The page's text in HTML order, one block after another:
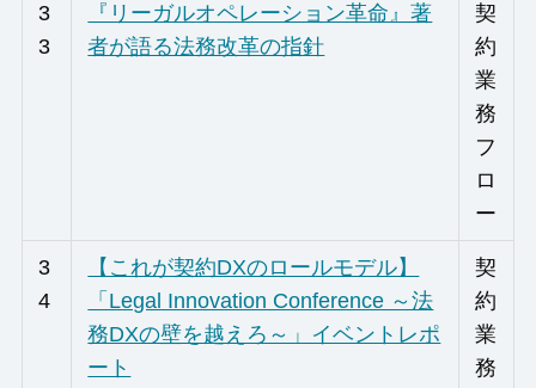
3
3
『リーガルオペレーション革命』著
者が語る法務改革の指針
契
約
業
務
フ
ロ
ー
3
4
【これが契約DXのロールモデル】
「Legal Innovation Conference ～法
務DXの壁を越えろ～」イベントレポ
ート
契
約
業
務